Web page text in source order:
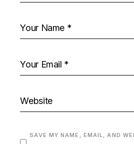
SAVE MY NAME, EMAIL, AND